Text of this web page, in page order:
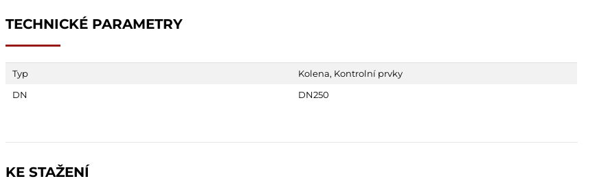
TECHNICKÉ PARAMETRY
Typ Kolena, Kontrolní prvky
DN
DN250
KE STAŽENÍ